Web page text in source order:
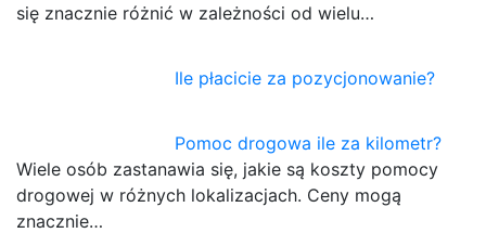
się znacznie różnić w zależności od wielu…
Ile płacicie za pozycjonowanie?
Pomoc drogowa ile za kilometr?
Wiele osób zastanawia się, jakie są koszty pomocy
drogowej w różnych lokalizacjach. Ceny mogą
znacznie…